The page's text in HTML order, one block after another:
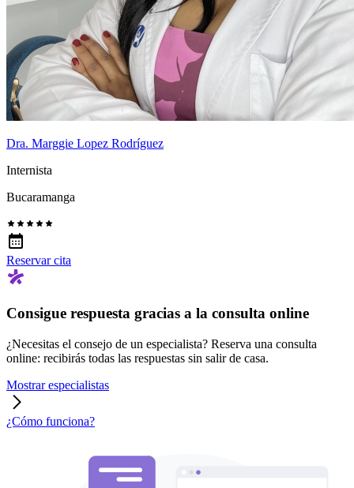
Dra. Marggie Lopez Rodríguez
Internista
Bucaramanga
Reservar cita
Consigue respuesta gracias a la consulta online
¿Necesitas el consejo de un especialista? Reserva una consulta
online: recibirás todas las respuestas sin salir de casa.
Mostrar especialistas
¿Cómo funciona?